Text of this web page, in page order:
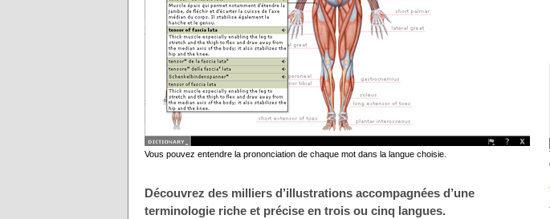
Vous pouvez entendre la prononciation de chaque mot dans la langue choisie.
Découvrez des milliers d’illustrations accompagnées d’une
terminologie riche et précise en trois ou cinq langues.